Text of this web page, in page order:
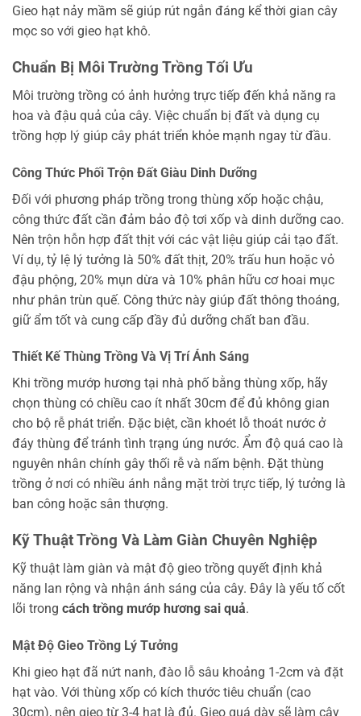
Gieo hạt nảy mầm sẽ giúp rút ngắn đáng kể thời gian cây
mọc so với gieo hạt khô.
Chuẩn Bị Môi Trường Trồng Tối Ưu
Môi trường trồng có ảnh hưởng trực tiếp đến khả năng ra
hoa và đậu quả của cây. Việc chuẩn bị đất và dụng cụ
trồng hợp lý giúp cây phát triển khỏe mạnh ngay từ đầu.
Công Thức Phối Trộn Đất Giàu Dinh Dưỡng
Đối với phương pháp trồng trong thùng xốp hoặc chậu,
công thức đất cần đảm bảo độ tơi xốp và dinh dưỡng cao.
Nên trộn hỗn hợp đất thịt với các vật liệu giúp cải tạo đất.
Ví dụ, tỷ lệ lý tưởng là 50% đất thịt, 20% trấu hun hoặc vỏ
đậu phộng, 20% mụn dừa và 10% phân hữu cơ hoai mục
như phân trùn quế. Công thức này giúp đất thông thoáng,
giữ ẩm tốt và cung cấp đầy đủ dưỡng chất ban đầu.
Thiết Kế Thùng Trồng Và Vị Trí Ánh Sáng
Khi trồng mướp hương tại nhà phố bằng thùng xốp, hãy
chọn thùng có chiều cao ít nhất 30cm để đủ không gian
cho bộ rễ phát triển. Đặc biệt, cần khoét lỗ thoát nước ở
đáy thùng để tránh tình trạng úng nước. Ẩm độ quá cao là
nguyên nhân chính gây thối rễ và nấm bệnh. Đặt thùng
trồng ở nơi có nhiều ánh nắng mặt trời trực tiếp, lý tưởng là
ban công hoặc sân thượng.
Kỹ Thuật Trồng Và Làm Giàn Chuyên Nghiệp
Kỹ thuật làm giàn và mật độ gieo trồng quyết định khả
năng lan rộng và nhận ánh sáng của cây. Đây là yếu tố cốt
lõi trong cách trồng mướp hương sai quả.
Mật Độ Gieo Trồng Lý Tưởng
Khi gieo hạt đã nứt nanh, đào lỗ sâu khoảng 1-2cm và đặt
hạt vào. Với thùng xốp có kích thước tiêu chuẩn (cao
30cm), nên gieo từ 3-4 hạt là đủ. Gieo quá dày sẽ làm cây